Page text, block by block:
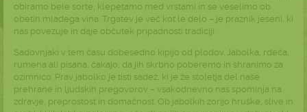
obiramo bele sorte, klepetamo med vrstami in se veselimo ob
obetih mladega vina. Trgatev je več kot le delo – je praznik jeseni, ki
nas povezuje in daje občutek pripadnosti tradiciji.
Sadovnjaki v tem času dobesedno kipijo od plodov. Jabolka, rdeča,
rumena ali pisana, čakajo, da jih skrbno poberemo in shranimo za
ozimnico. Prav jabolko je tisti sadež, ki je že stoletja del naše
prehrane in ljudskih pregovorov – vsakodnevno nas spominja na
zdravje, preprostost in domačnost. Ob jabolkih zorijo hruške, slive in